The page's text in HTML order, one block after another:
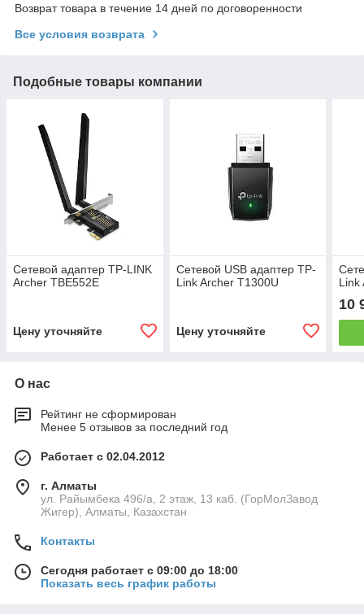
Возврат товара в течение 14 дней по договоренности
Все условия возврата
Подобные товары компании
Сетевой адаптер TP-LINK
Archer TBE552E
Цену уточняйте
Сетевой USB адаптер TP-
Link Archer T1300U
Цену уточняйте
Link
10
О нас
Рейтинг не сформирован
Менее 5 отзывов за последний год
Работает с 02.04.2012
г. Алматы
ул. Райымбека 496/а, 2 этаж, 13 каб. (ГорМолЗавод
Жигер), Алматы, Казахстан
Контакты
Сегодня работает с 09:00 до 18:00
Показать весь график работы